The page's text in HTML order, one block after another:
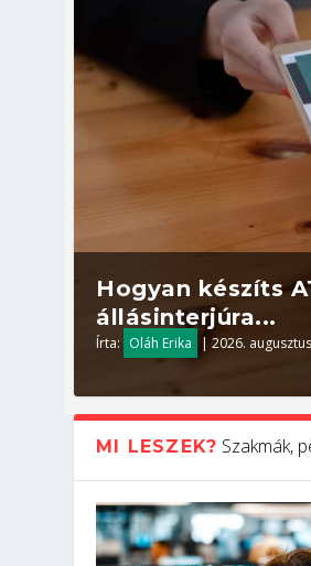
Hogyan készíts
állásinterjúra...
Írta: Oláh Erika |2026.
MI LESZEK? Szakmák,